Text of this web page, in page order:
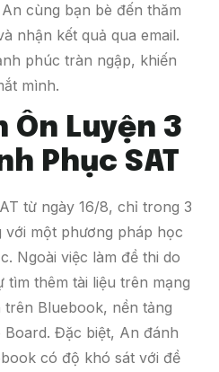
cùng bạn bè đến thăm
nhận kết quả qua email.
phúc tràn ngập, khiến
mình.
Ôn Luyện 3
Phục SAT
từ ngày 16/8, chỉ trong 3
với một phương pháp học
Ngoài việc làm đề thi do
tìm thêm tài liệu trên mạng
Bluebook, nền tảng
Đặc biệt, An đánh
có độ khó sát với đề